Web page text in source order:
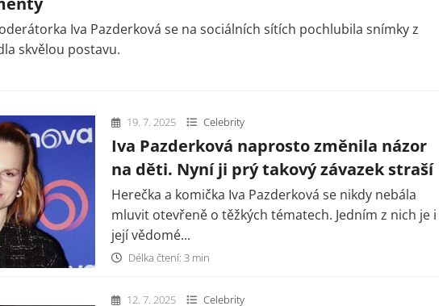
Iva Pazderková se na sociálních sítích pochlubila snímky z
skvělou postavu.
19. 7. 2025 Celebrity
Iva Pazderková naprosto změnila názor
na děti. Nyní ji prý takový závazek straší
Herečka a komička Iva Pazderková se nikdy nebála
mluvit otevřeně o těžkých tématech. Jedním z nich je i
její vědomé...
Délka čtení: 3 min
12. 7. 2025 Celebrity